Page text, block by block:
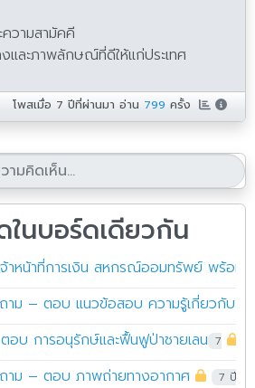
วามสามัคคี
และภาพลักษณ์ที่ดีให้แก่ประเทศ
โพสเมื่อ 7 ปีที่ผ่านมา อ่าน 799 ครั้ง
ในบอร์ดเดียวกัน
าหน้าที่การเงิน สหกรณ์ออมทรัพย์ พร้อมเ
าม – ตอบ แนวข้อสอบ ความรู้เกี่ยวกับโ
าม – ตอบ ภาพถ่ายทางอากาศ 7 ปีที่ผ่